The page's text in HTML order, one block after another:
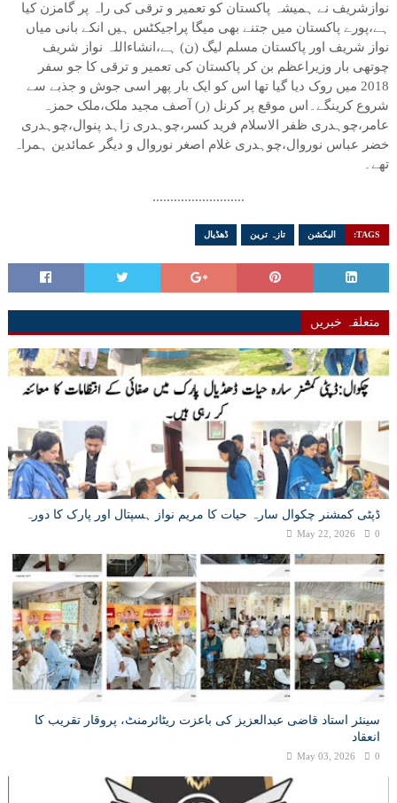
نوازشریف نے ہمیشہ پاکستان کو تعمیر و ترقی کی راہ پر گامزن کیا
ہے،پورے پاکستان میں جتنے بھی میگا پراجیکٹس ہیں انکے بانی میاں
نواز شریف اور پاکستان مسلم لیگ (ن) ہے،انشاءاللہ نواز شریف
چوتھی بار وزیراعظم بن کر پاکستان کی تعمیر و ترقی کا جو سفر
2018 میں روک دیا گیا تھا اس کو ایک بار پھر اسی جوش و جذبے سے
شروع کرینگے۔اس موقع پر کرنل (ر) آصف مجید ملک،ملک حمزہ
عامر،چوہدری ظفر الاسلام فرید کسر،چوہدری زاہد پنوال،چوہدری
خضر عباس نوروال،چوہدری غلام اصغر نوروال و دیگر عمائدین ہمراہ
تھے۔
..........................
TAGS: الیکشن تازہ ترین ڈھڈیال
متعلقہ خبریں
ڈپٹی کمشنر چکوال سارہ حیات کا مریم نواز ہسپتال اور پارک کا دورہ
May 22, 2026 0
سینئر استاد قاضی عبدالعزیز کی باعزت ریٹائرمنٹ، پروقار تقریب کا
انعقاد
May 03, 2026 0